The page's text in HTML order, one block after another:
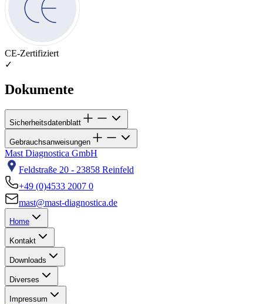
CE-Zertifiziert
✓
Dokumente
Sicherheitsdatenblatt
Gebrauchsanweisungen
Mast Diagnostica GmbH
Feldstraße 20 - 23858 Reinfeld
+49 (0)4533 2007 0
mast@mast-diagnostica.de
Home
Kontakt
Downloads
Diverses
Impressum